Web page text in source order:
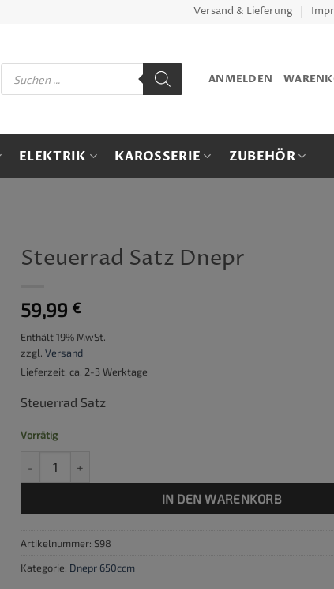
Versand & Lieferung
Products
search
ANMELDEN
ELEKTRIK KAROSSERIE ZUBEHÖR
Steuerrad Satz Dnepr
59,99 €
Enthält 19% MwSt.
zzgl. Versand
Lieferzeit: ca. 2-3 Werktage
Steuerrad Satz
Vorrätig
IN DEN WARENKORB
Artikelnummer: S98
Kategorie: Dnepr 650ccm